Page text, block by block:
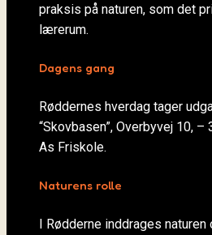
praksis på naturen, som det
lærerum.
Dagens gang
Røddernes hverdag tager
“Skovbasen”, Overbyvej 10,
As Friskole.
Naturens rolle
I Rødderne inddrages naturen